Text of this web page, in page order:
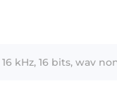
16 kHz, 16 bits, wav